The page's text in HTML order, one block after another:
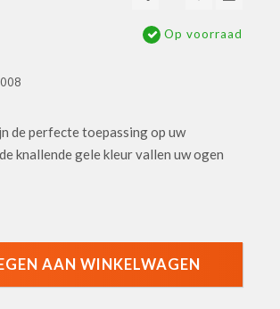
Op voorraad
de perfecte toepassing op uw
knallende gele kleur vallen uw ogen
AAN WINKELWAGEN